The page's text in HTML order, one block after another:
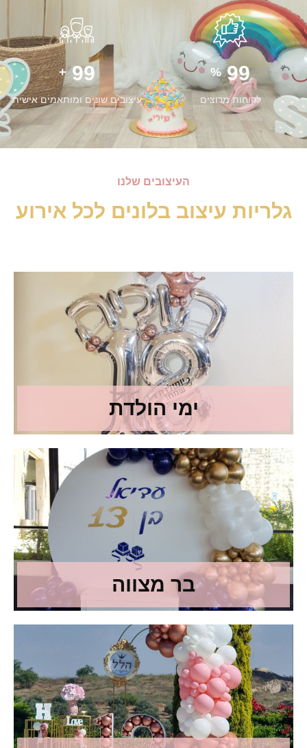
99
%
לקוחות מרוצים
99
+
עיצובים שונים ומותאמים אישית
העיצובים שלנו
גלריות עיצוב בלונים לכל אירוע
ימי הולדת
בר מצווה